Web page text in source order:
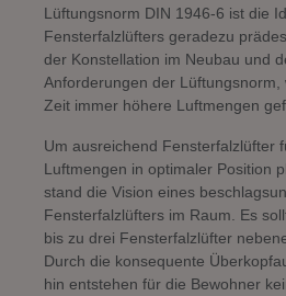
Lüftungsnorm DIN 1946-6 ist die
Fensterfalzlüfters geradezu
der Konstellation im Neubau und
Anforderungen der
Zeit immer höhere Luftmengen
Um ausreichend Fensterfalzlüfter
Luftmengen in optimaler Position
stand die Vision eines
Fensterfalzlüfters im Raum. Es
bis zu drei Fensterfalzlüfter
Durch die konsequente
hin entstehen für die Bewohner